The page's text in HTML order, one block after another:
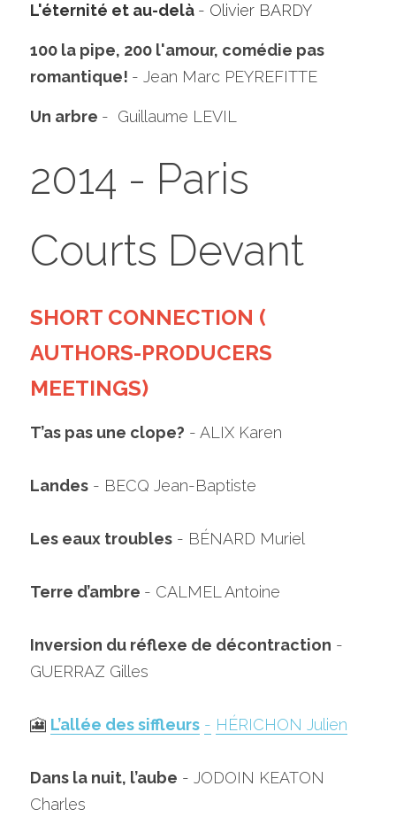
L'éternité et au-delà - Olivier BARDY
100 la pipe, 200 l'amour, comédie pas
romantique! - Jean Marc PEYREFITTE
Un arbre -  Guillaume LEVIL
2014 - Paris
Courts Devant
SHORT CONNECTION (
AUTHORS-PRODUCERS
MEETINGS)
T’as pas une clope? - ALIX Karen
Landes - BECQ Jean-Baptiste
Les eaux troubles - BÉNARD Muriel
Terre d’ambre - CALMEL Antoine
Inversion du réflexe de décontraction -
GUERRAZ Gilles
🎦 L’allée des siffleurs - HÉRICHON Julien
Dans la nuit, l’aube - JODOIN KEATON
Charles